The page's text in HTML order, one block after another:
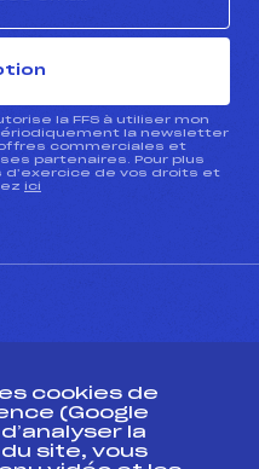
la FFS à utiliser mon
la newsletter
offres commerciales et
partenaires. Pour plus
d’exercice de vos droits et
ici
cookies de
(Google
la
site, vous